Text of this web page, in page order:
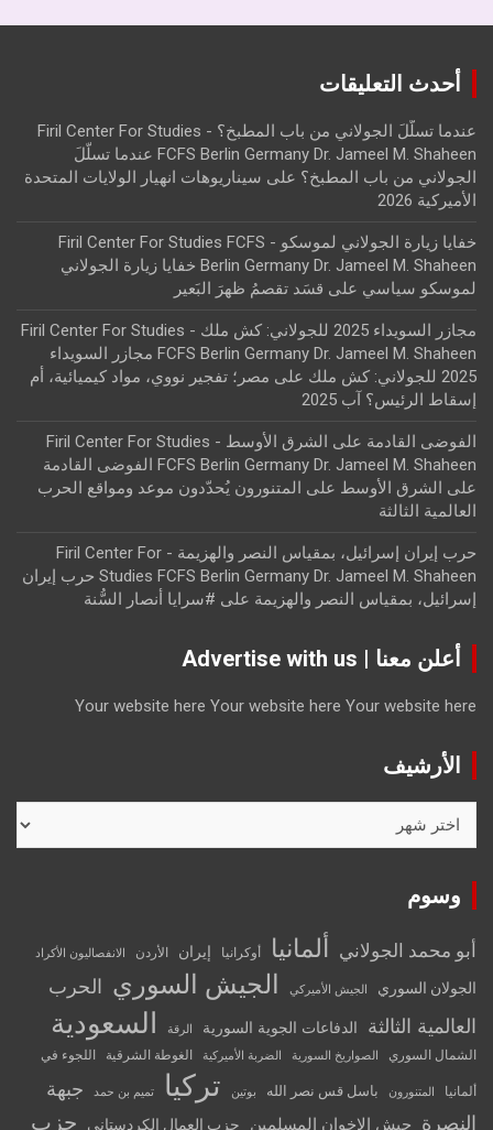
أحدث التعليقات
عندما تسلّلَ الجولاني من باب المطبخ؟ - Firil Center For Studies
FCFS Berlin Germany Dr. Jameel M. Shaheen عندما تسلّلَ
الجولاني من باب المطبخ؟ على سيناريوهات انهيار الولايات المتحدة
الأميركية 2026
خفايا زيارة الجولاني لموسكو - Firil Center For Studies FCFS
Berlin Germany Dr. Jameel M. Shaheen خفايا زيارة الجولاني
لموسكو سياسي على قسَد تقصمُ ظهرَ البَعير
مجازر السويداء 2025 للجولاني: كش ملك - Firil Center For Studies
FCFS Berlin Germany Dr. Jameel M. Shaheen مجازر السويداء
2025 للجولاني: كش ملك
على مصر؛ تفجير نووي، مواد كيميائية، أم
إسقاط الرئيس؟ آب 2025
الفوضى القادمة على الشرق الأوسط - Firil Center For Studies
FCFS Berlin Germany Dr. Jameel M. Shaheen الفوضى القادمة
على الشرق الأوسط على
المتنورون يُحدّدون موعد ومواقع الحرب
العالمية الثالثة
حرب إيران إسرائيل، بمقياس النصر والهزيمة - Firil Center For
Studies FCFS Berlin Germany Dr. Jameel M. Shaheen حرب إيران
إسرائيل، بمقياس النصر والهزيمة على #سرايا أنصار السُّنة
أعلن معنا | Advertise with us
Your website here Your website here Your website here
الأرشيف
وسوم
أبو محمد الجولاني ألمانيا أوكرانيا إيران الأردن الانفصاليون الأكراد
الجولان السوري الجيش الأميركي الجيش السوري الحرب
العالمية الثالثة
الدفاعات الجوية السورية الرقة السعودية
الشمال السوري الصواريخ السورية الضربة الأميركية الغوطة الشرقية اللجوء في
ألمانيا المتنورون باسل قس نصر الله بوتين تركيا تميم بن حمد
جبهة
النصرة
جيش الإخوان المسلمين حزب العمال الكردستاني حزب